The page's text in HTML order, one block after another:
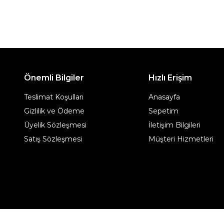
Önemli Bilgiler
Teslimat Koşulları
Gizlilik ve Ödeme
Üyelik Sözleşmesi
Satış Sözleşmesi
Hızlı Erişim
Anasayfa
Sepetim
İletişim Bilgileri
Müşteri Hizmetleri